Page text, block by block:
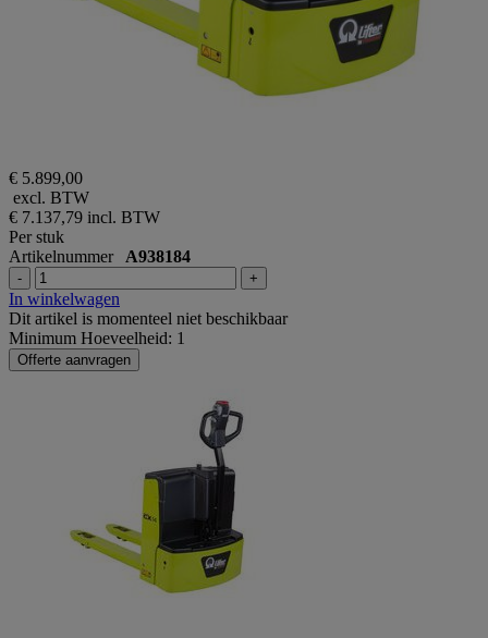
€ 5.899,00
excl. BTW
€ 7.137,79 incl. BTW
Per stuk
Artikelnummer A938184
- +
In winkelwagen
Dit artikel is momenteel niet beschikbaar
Minimum Hoeveelheid: 1
Offerte aanvragen